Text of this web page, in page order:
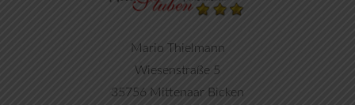
Mario Thielmann
Wiesenstraße 5
35756 Mittenaar Bicken